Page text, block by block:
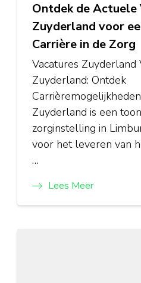
Ontdek de Actuele
Zuyderland voor
Carrière in de Zorg
Vacatures Zuyderland
Zuyderland: Ontdek
Zuyderland is een
zorginstelling in
voor het leveren van
…
Lees Meer